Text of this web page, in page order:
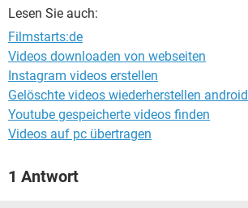
Lesen Sie auch:
Filmstarts:de
Videos downloaden von webseiten
Instagram videos erstellen
Gelöschte videos wiederherstellen android
Youtube gespeicherte videos finden
Videos auf pc übertragen
1 Antwort